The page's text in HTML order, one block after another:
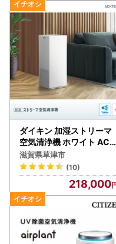
ダイキン 加湿ストリーマ
空気清浄機 ホワイト ACK
705A-W(適用畳数：31畳
/PM2.5対応)
滋賀県草津市
(10)
218,000